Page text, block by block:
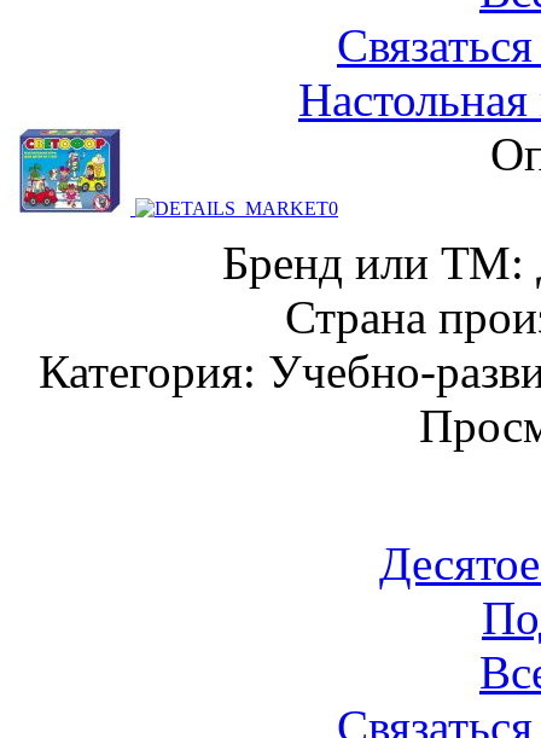
Бренд или ТМ:
Страна
Категория: Учебно-